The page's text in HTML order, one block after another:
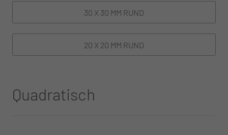
30 X 30 MM RUND
20 X 20 MM RUND
Quadratisch